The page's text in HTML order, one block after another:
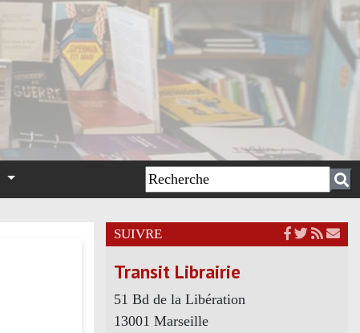
SUIVRE
Transit Librairie
51 Bd de la Libération
13001 Marseille